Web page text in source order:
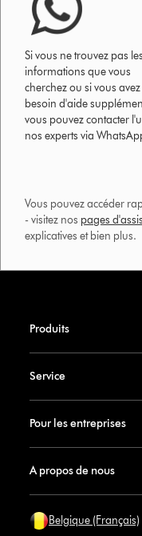
Si vous ne trouvez pas les
informations que vous
cherchez ou si vous avez
besoin d'aide
vous pouvez contacter
nos experts via
Vous pouvez accéder
- visitez nos pages
explicatives et bien plus.​
Produits
Service
Pour les entreprises
A propos de nous
Belgique (Français)